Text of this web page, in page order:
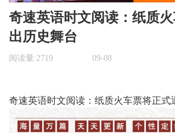
奇速英语时文阅读：纸质
出历史舞台
阅读量:2719 09-08
奇速英语时文阅读：纸质火车票将正式